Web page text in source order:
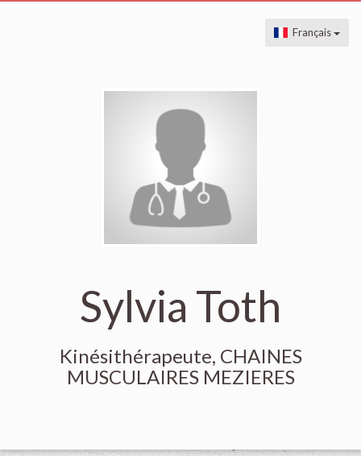
Français
Sylvia Toth
Kinésithérapeute, CHAINES
MUSCULAIRES MEZIERES